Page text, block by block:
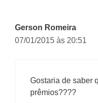
Gerson Romeira
07/01/2015 às 20:51
Gostaria de saber
prêmios????